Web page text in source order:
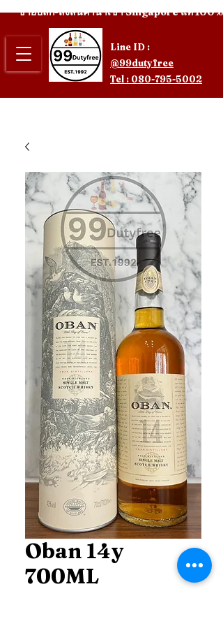
Line ID :
@99dutyfree
Tel : 080-795-5002
ขายปลีก-ส่งสินค้านำเข้า Singapore แท้ 100%
Oban 14y
700ML